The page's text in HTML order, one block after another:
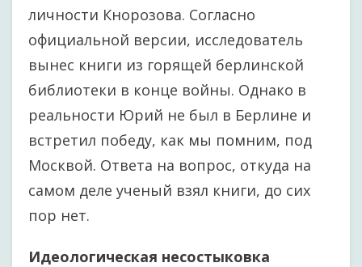
личности Кнорозова. Согласно
официальной версии, исследователь
вынес книги из горящей берлинской
библиотеки в конце войны. Однако в
реальности Юрий не был в Берлине и
встретил победу, как мы помним, под
Москвой. Ответа на вопрос, откуда на
самом деле ученый взял книги, до сих
пор нет.
Идеологическая несостыковка